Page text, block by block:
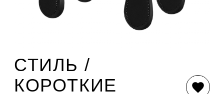
СТИЛЬ /
КОРОТКИЕ